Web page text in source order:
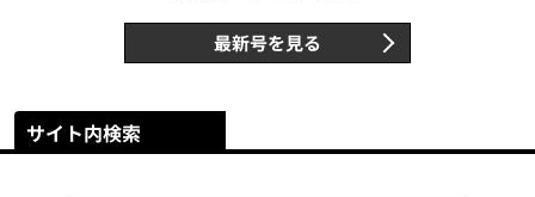
最新号を見る
サイト内検索